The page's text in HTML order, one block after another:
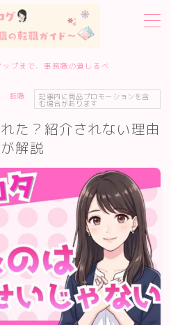
プまで、事務職の道しるべ
評判
転職 記事内に商品プロモーションを含
む場合があります
た？紹介されない理由
解説